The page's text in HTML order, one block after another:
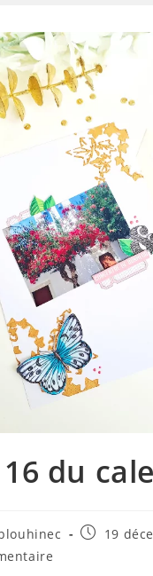
du
Publication
19